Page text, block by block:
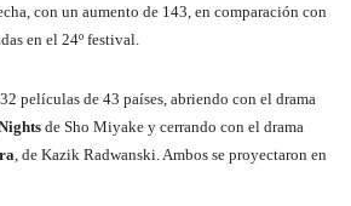
con un aumento de 143, en comparación con
en el 24º festival.
películas de 43 países, abriendo con el drama
de Sho Miyake y cerrando con el drama
, de Kazik Radwanski. Ambos se proyectaron en